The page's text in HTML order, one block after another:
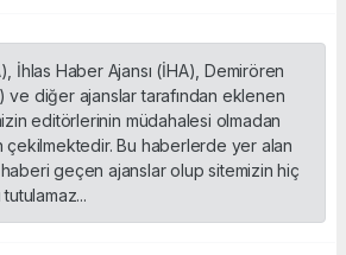
İhlas Haber Ajansı (İHA), Demirören
ve diğer ajanslar tarafından eklenen
editörlerinin müdahalesi olmadan
çekilmektedir. Bu haberlerde yer alan
geçen ajanslar olup sitemizin hiç